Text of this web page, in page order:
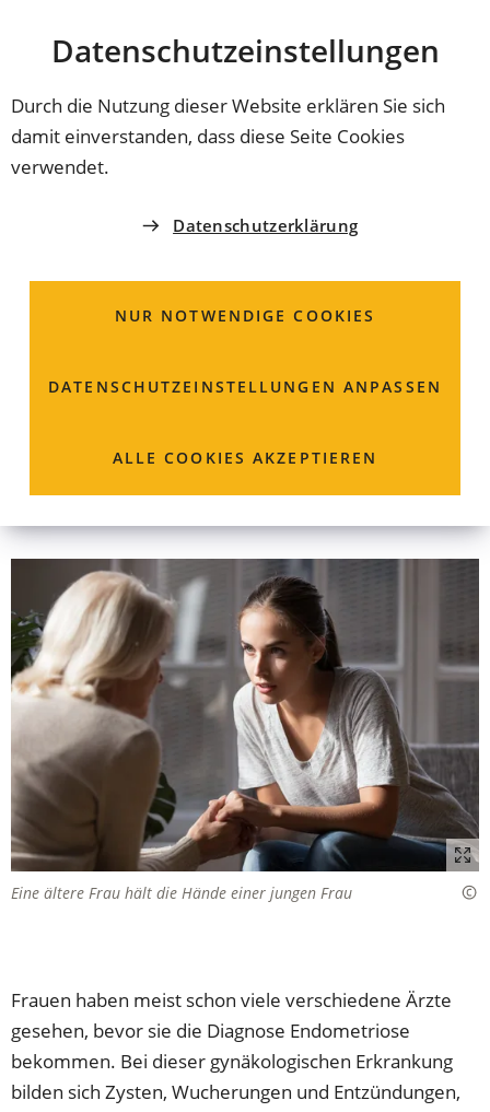
Datenschutz­einstellungen
Durch die Nutzung dieser Website erklären Sie sich
damit einverstanden, dass diese Seite Cookies
verwendet.
Datenschutzerklärung
NUR NOTWENDIGE COOKIES
DATENSCHUTZ­EINSTELLUNGEN ANPASSEN
ALLE COOKIES AKZEPTIEREN
INHALT ANSPRINGEN
Coburg
SELBSTHILFE
Endometriose-
Betroffene
Erfahrungen und gemeinsame
Eine ältere Frau hält die Hände einer jungen Frau
Frauen haben meist schon viele verschiedene Ärzte
gesehen, bevor sie die Diagnose Endometriose
bekommen. Bei dieser gynäkologischen Erkrankung
bilden sich Zysten, Wucherungen und Entzündungen,